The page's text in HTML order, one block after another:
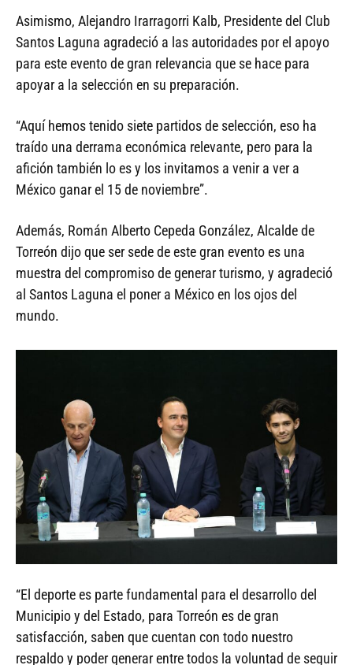
Asimismo, Alejandro Irarragorri Kalb, Presidente del Club
Santos Laguna agradeció a las autoridades por el apoyo
para este evento de gran relevancia que se hace para
apoyar a la selección en su preparación.
“Aquí hemos tenido siete partidos de selección, eso ha
traído una derrama económica relevante, pero para la
afición también lo es y los invitamos a venir a ver a
México ganar el 15 de noviembre”.
Además, Román Alberto Cepeda González, Alcalde de
Torreón dijo que ser sede de este gran evento es una
muestra del compromiso de generar turismo, y agradeció
al Santos Laguna el poner a México en los ojos del
mundo.
“El deporte es parte fundamental para el desarrollo del
Municipio y del Estado, para Torreón es de gran
satisfacción, saben que cuentan con todo nuestro
respaldo y poder generar entre todos la voluntad de seguir